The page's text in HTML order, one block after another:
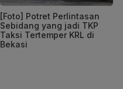
[Foto] Potret Perlintasan
Sebidang yang jadi TKP
Taksi Tertemper KRL di
Bekasi